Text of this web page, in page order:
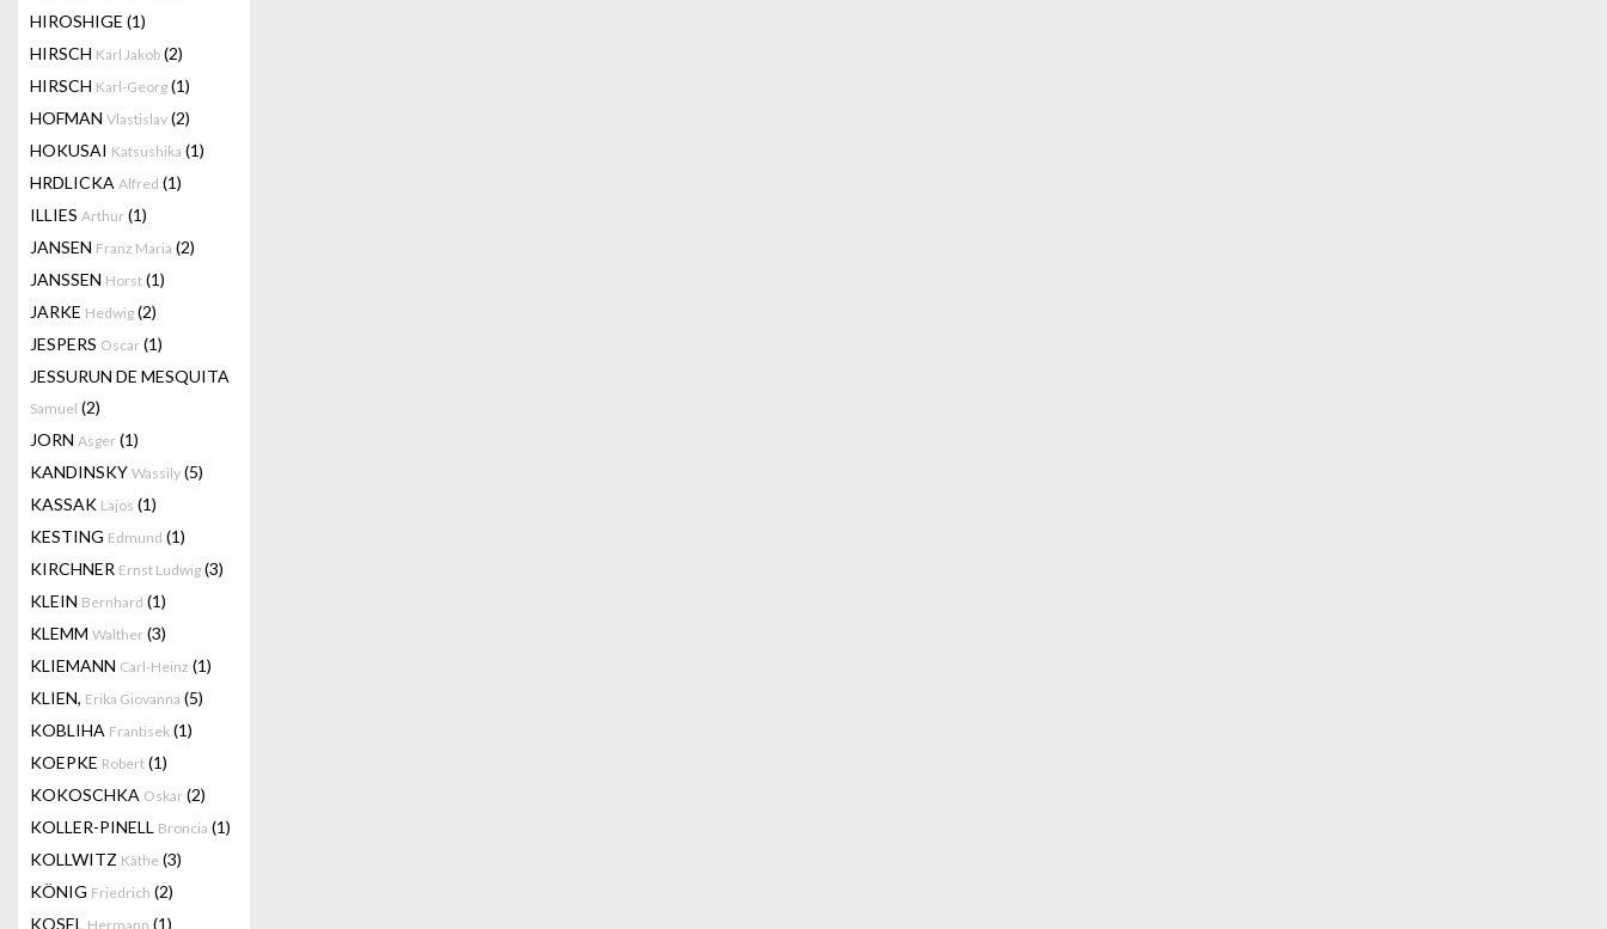
HIROSHIGE (1)
HIRSCH Karl Jakob (2)
HIRSCH Karl-Georg (1)
HOFMAN Vlastislav (2)
HOKUSAI Katsushika (1)
HRDLICKA Alfred (1)
ILLIES Arthur (1)
JANSEN Franz Maria (2)
JANSSEN Horst (1)
JARKE Hedwig (2)
JESPERS Oscar (1)
JESSURUN DE MESQUITA
Samuel (2)
JORN Asger (1)
KANDINSKY Wassily (5)
KASSAK Lajos (1)
KESTING Edmund (1)
KIRCHNER Ernst Ludwig (3)
KLEIN Bernhard (1)
KLEMM Walther (3)
KLIEMANN Carl-Heinz (1)
KLIEN, Erika Giovanna (5)
KOBLIHA Frantisek (1)
KOEPKE Robert (1)
KOKOSCHKA Oskar (2)
KOLLER-PINELL Broncia (1)
KOLLWITZ Käthe (3)
KÖNIG Friedrich (2)
KOSEL Hermann (1)